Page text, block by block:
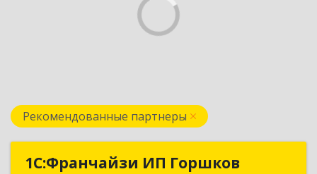
Рекомендованные партнеры
1С:Франчайзи ИП Горшков
1С:Франчайзи ИП Горшков